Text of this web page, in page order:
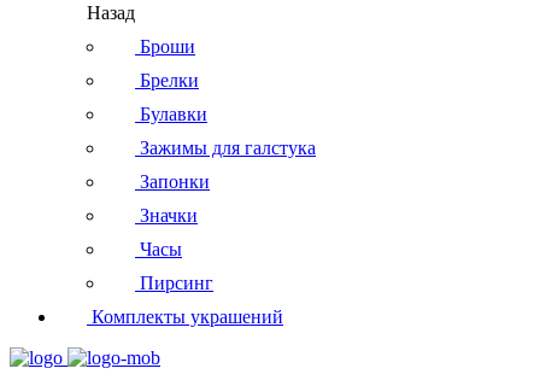
Назад
Броши
Брелки
Булавки
Зажимы для галстука
Запонки
Значки
Часы
Пирсинг
Комплекты украшений